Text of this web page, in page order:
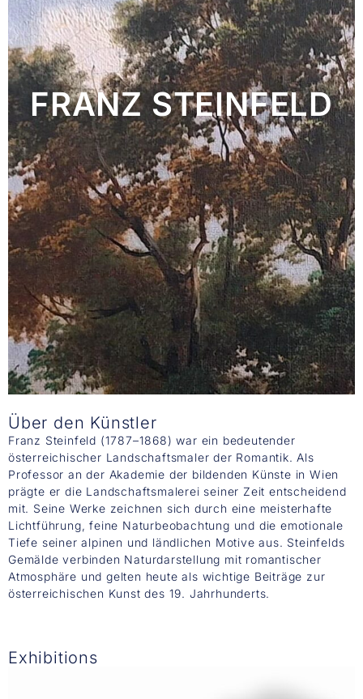
FRANZ STEINFELD
Über den Künstler
Franz Steinfeld (1787–1868) war ein bedeutender
österreichischer Landschaftsmaler der Romantik. Als
Professor an der Akademie der bildenden Künste in Wien
prägte er die Landschaftsmalerei seiner Zeit entscheidend
mit. Seine Werke zeichnen sich durch eine meisterhafte
Lichtführung, feine Naturbeobachtung und die emotionale
Tiefe seiner alpinen und ländlichen Motive aus. Steinfelds
Gemälde verbinden Naturdarstellung mit romantischer
Atmosphäre und gelten heute als wichtige Beiträge zur
österreichischen Kunst des 19. Jahrhunderts.
Exhibitions